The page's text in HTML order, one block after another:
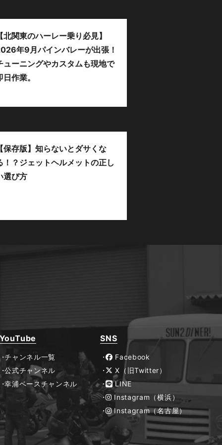
【北関東のハーレー乗り必見】
年9月パインバレーが出張！
ューニングやカスタムも現地で
日作業。
【保存版】知らないとダサくな
！？ジェットヘルメットの正し
選び方
YouTube
チャンネル一覧
公式チャンネル
幸浦ベースチャンネル
SNS
Facebook
X（旧Twitter）
LINE
Instagram（横浜）
Instagram（名古屋）